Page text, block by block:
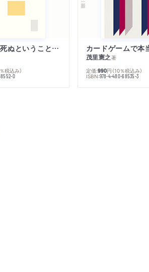
「わたし」が死ぬということの哲学
税込み）
0
茂里憲之著
定価:990円 （10％税込み）
ISBN:978-4-480-68535-3